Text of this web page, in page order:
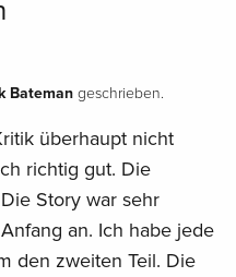
Bateman geschrieben.
überhaupt nicht
richtig gut. Die
Story war sehr
an. Ich habe jede
den zweiten Teil. Die